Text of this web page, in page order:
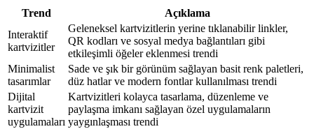
Trend
Açıklama
Interaktif
kartvizitler
Geleneksel kartvizitlerin yerine tıklanabilir linkler,
QR kodları ve sosyal medya bağlantıları gibi
etkileşimli öğeler eklenmesi trendi
Minimalist
tasarımlar
Sade ve şık bir görünüm sağlayan basit renk paletleri,
düz hatlar ve modern fontlar kullanılması trendi
Dijital
kartvizit
uygulamaları
Kartvizitleri kolayca tasarlama, düzenleme ve
paylaşma imkanı sağlayan özel uygulamaların
yaygınlaşması trendi